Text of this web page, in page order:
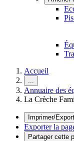
Accueil
...
Annuaire des
La Crèche
Imprimer/
Exporter la
Partager cette